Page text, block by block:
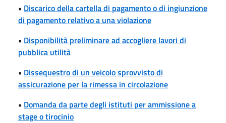
• Discarico della cartella di pagamento o di ingiunzione
di pagamento relativo a una violazione
• Disponibilità preliminare ad accogliere lavori di
pubblica utilità
• Dissequestro di un veicolo sprovvisto di
assicurazione per la rimessa in circolazione
• Domanda da parte degli istituti per ammissione a
stage o tirocinio